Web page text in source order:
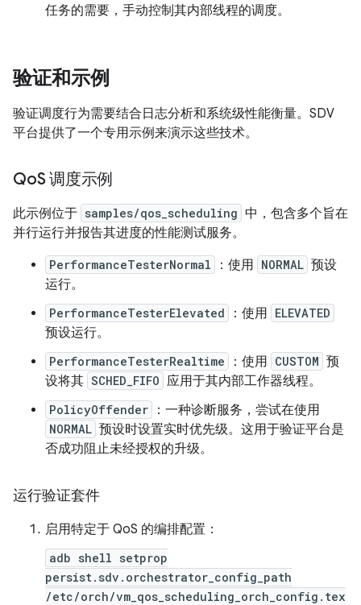
任务的需要，手动控制其内部线程的调度。
验证和示例
验证调度行为需要结合日志分析和系统级性能衡量。SDV
平台提供了一个专用示例来演示这些技术。
QoS 调度示例
此示例位于 samples/qos_scheduling 中，包含多个旨在
并行运行并报告其进度的性能测试服务。
PerformanceTesterNormal ：使用 NORMAL 预设
运行。
PerformanceTesterElevated ：使用 ELEVATED
预设运行。
PerformanceTesterRealtime ：使用 CUSTOM 预
设将其 SCHED_FIFO 应用于其内部工作器线程。
PolicyOffender ：一种诊断服务，尝试在使用
NORMAL 预设时设置实时优先级。这用于验证平台是
否成功阻止未经授权的升级。
运行验证套件
启用特定于 QoS 的编排配置：
adb shell setprop
persist.sdv.orchestrator_config_path
/etc/orch/vm_qos_scheduling_orch_config.tex